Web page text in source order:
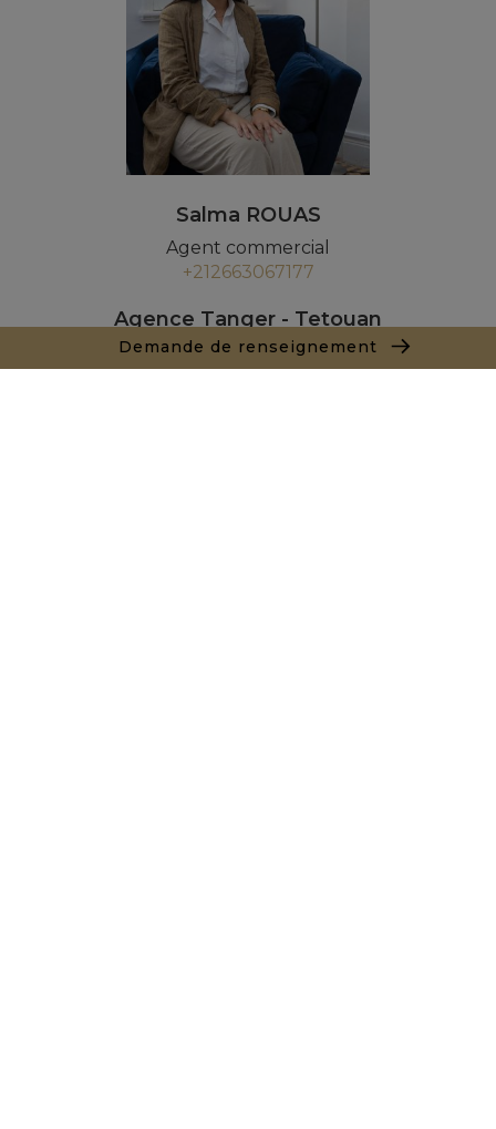
Demande de renseignement
Salma ROUAS
Agent commercial
+212663067177
Agence Tanger - Tetouan
154, Immeuble Atlante Avenue Mohamed VI
90000 Tanger